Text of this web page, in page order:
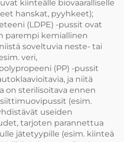
kiinteälle biovaaralliselle
hanskat, pyyhkeet);
(LDPE) -pussit ovat
parempi kemiallinen
soveltuvia neste- tai
veri,
(PP) -pussit
ja niitä
on sterilisoitava ennen
(esim.
useiden
tarjoten parannettua
jätetyypille (esim. kiinteä